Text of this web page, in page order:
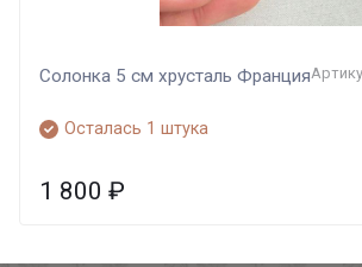
Солонка 5 см хрусталь Франция
Осталась 1 штука
1 800 ₽